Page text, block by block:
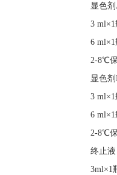
显色
3 ml×1
6 ml×1
2-8℃
显色
3 ml×1
6 ml×1
2-8℃
终止液
3ml×1